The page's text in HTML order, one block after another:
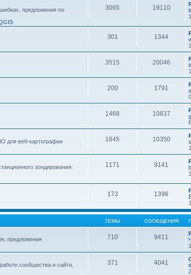
предложения по
3065 19110
301 1344
3515 20046
200 1791
1468 10837
для веб-картографии
1845 10350
зондирования:
1171 9141
173 1396
ТЕМЫ СООБЩЕНИЯ
предложения 710 9411
сообщества и сайта,
371 4041